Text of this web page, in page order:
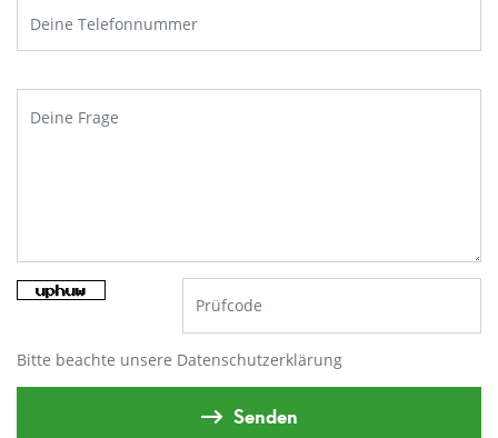
Bitte beachte unsere Datenschutzerklärung
Senden